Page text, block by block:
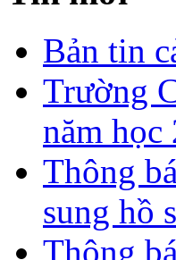
Bản tin
Trường
năm học
Thông
sung hồ
Thông